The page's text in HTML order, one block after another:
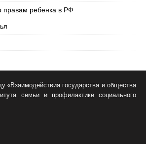
ребенка в РФ
«Взаимодействия государства и общества
семьи и профилактике социального